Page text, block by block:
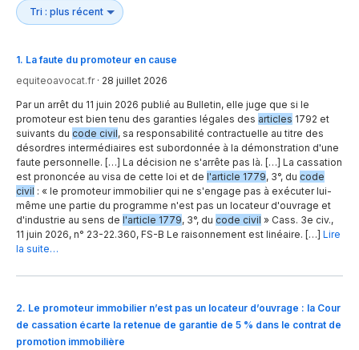
1. La faute du promoteur en cause
equiteoavocat.fr· 28 juillet 2026
Par un arrêt du 11 juin 2026 publié au Bulletin, elle juge que si le
promoteur est bien tenu des garanties légales des articles 1792 et
suivants du code civil, sa responsabilité contractuelle au titre des
désordres intermédiaires est subordonnée à la démonstration d'une
faute personnelle. […] La décision ne s'arrête pas là. […] La cassation
est prononcée au visa de cette loi et de l'article 1779, 3°, du code
civil : « le promoteur immobilier qui ne s'engage pas à exécuter lui-
même une partie du programme n'est pas un locateur d'ouvrage et
d'industrie au sens de l'article 1779, 3°, du code civil » Cass. 3e civ.,
11 juin 2026, n° 23-22.360, FS-B Le raisonnement est linéaire. […] Lire
la suite…
2. Le promoteur immobilier n’est pas un locateur d’ouvrage : la Cour
de cassation écarte la retenue de garantie de 5 % dans le contrat de
promotion immobilière